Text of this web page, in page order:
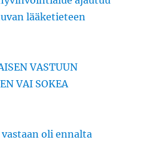
lääketieteen
VASTUUN
VAI SOKEA
oli ennalta